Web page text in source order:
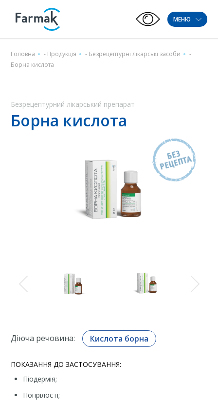
МЕНЮ
Головна - Продукція - Безрецептурні лікарські засоби
-
Борна кислота
Безрецептурний лікарський препарат
Борна кислота
Діюча речовина: Кислота борна
ПОКАЗАННЯ ДО ЗАСТОСУВАННЯ:
Піодермія;
Попрілості;